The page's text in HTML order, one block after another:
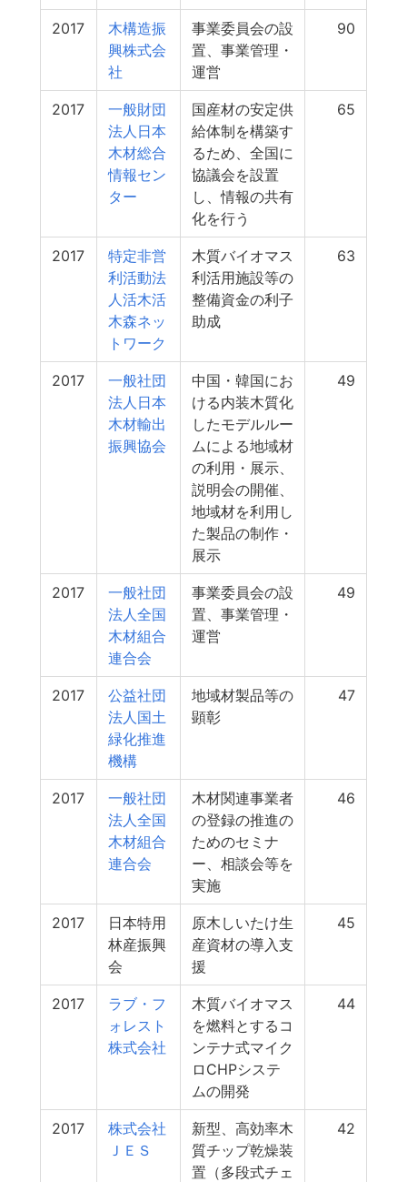
2017
木構造振
興株式会
社
事業委員会の設
置、事業管理・
運営
90
2017
一般財団
法人日本
木材総合
情報セン
ター
国産材の安定供
給体制を構築す
るため、全国に
協議会を設置
し、情報の共有
化を行う
65
2017
特定非営
利活動法
人活木活
木森ネッ
トワーク
木質バイオマス
利活用施設等の
整備資金の利子
助成
63
2017
一般社団
法人日本
木材輸出
振興協会
中国・韓国にお
ける内装木質化
したモデルルー
ムによる地域材
の利用・展示、
説明会の開催、
地域材を利用し
た製品の制作・
展示
49
2017
一般社団
法人全国
木材組合
連合会
事業委員会の設
置、事業管理・
運営
49
2017
公益社団
法人国土
緑化推進
機構
地域材製品等の
顕彰
47
2017
一般社団
法人全国
木材組合
連合会
木材関連事業者
の登録の推進の
ためのセミナ
ー、相談会等を
実施
46
2017
日本特用
林産振興
会
原木しいたけ生
産資材の導入支
援
45
2017
ラブ・フ
ォレスト
株式会社
木質バイオマス
を燃料とするコ
ンテナ式マイク
ロCHPシステ
ムの開発
44
2017
株式会社
ＪＥＳ
新型、高効率木
質チップ乾燥装
置（多段式チェ
42